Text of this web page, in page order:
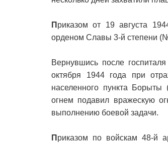
П риказом от 19 августа
орденом Славы 3-й степени
Вернувшись после
октября 1944 года при
населенного пункта
огнем подавил вражескую
выполнению боевой задачи.
П риказом по войскам 48-й